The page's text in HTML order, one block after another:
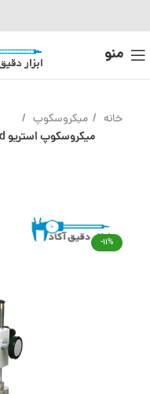
منو
خانه میکروسکوپ
-11%